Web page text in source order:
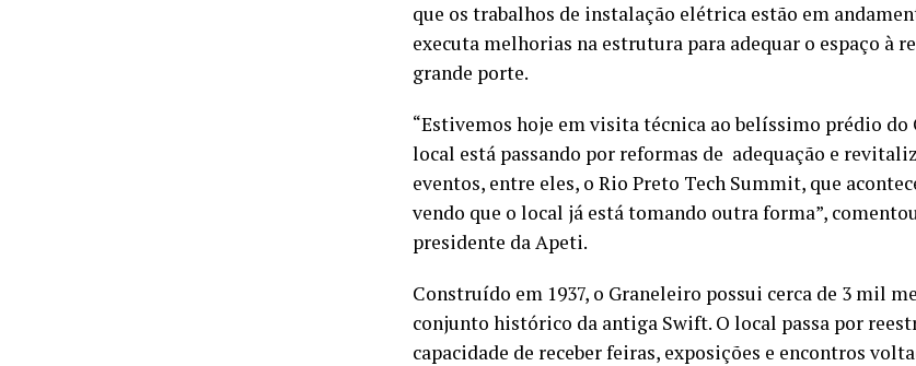
que os trabalhos de instalação elétrica estão em
executa melhorias na estrutura para adequar o espaço à
grande porte.
“Estivemos hoje em visita técnica ao belíssimo prédio do
local está passando por reformas de adequação e
eventos, entre eles, o Rio Preto Tech Summit, que
vendo que o local já está tomando outra forma”,
presidente da Apeti.
Construído em 1937, o Graneleiro possui cerca de 3 mil
conjunto histórico da antiga Swift. O local passa por
capacidade de receber feiras, exposições e encontros